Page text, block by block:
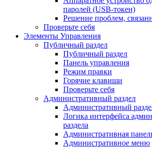
паролей (USB-токен)
Решение проблем,
Проверьте себя
Элементы Управления
Публичный раздел
Публичный раздел
Панель управления
Режим правки
Горячие клавиши
Проверьте себя
Административный раздел
Административный
Логика интерфейса
раздела
Административная
Административное меню